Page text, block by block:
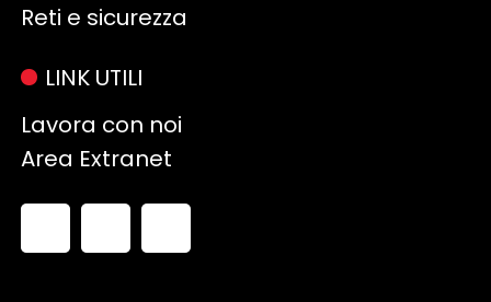
Reti e sicurezza
LINK UTILI
Lavora con noi
Area Extranet